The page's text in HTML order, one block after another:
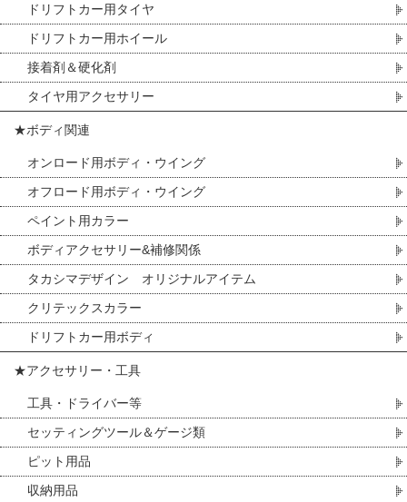
ドリフトカー用タイヤ
ドリフトカー用ホイール
接着剤＆硬化剤
タイヤ用アクセサリー
★ボディ関連
オンロード用ボディ・ウイング
オフロード用ボディ・ウイング
ペイント用カラー
ボディアクセサリー&補修関係
タカシマデザイン オリジナルアイテム
クリテックスカラー
ドリフトカー用ボディ
★アクセサリー・工具
工具・ドライバー等
セッティングツール＆ゲージ類
ピット用品
収納用品